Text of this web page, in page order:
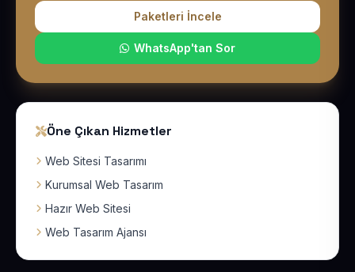
Paketleri İncele
WhatsApp'tan Sor
Öne Çıkan Hizmetler
Web Sitesi Tasarımı
Kurumsal Web Tasarım
Hazır Web Sitesi
Web Tasarım Ajansı